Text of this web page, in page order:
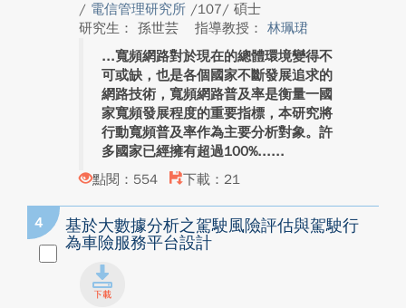
/ 電信管理研究所 /107/ 碩士
研究生： 孫世芸
指導教授： 林珮珺
寬頻網路對於現在的總體環境變得不
可或缺，也是各個國家不斷發展追求的
網路技術，寬頻網路普及率是衡量一國
家寬頻發展程度的重要指標，本研究將
行動寬頻普及率作為主要分析對象。許
多國家已經擁有超過100%...
點閱：554
下載：21
4
基於大數據分析之駕駛風險評估與駕駛行
為車險服務平台設計